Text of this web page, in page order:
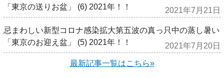
「東京の送りお盆」 (6) 2021年！！
2021年7月21日
忌まわしい新型コロナ感染拡大第五波の真っ只中の蒸し暑い
「東京のお迎え盆」 (5) 2021年！！
2021年7月20日
最新記事一覧はこちら»